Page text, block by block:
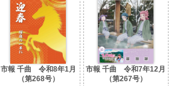
市報 千曲 令和8年1月
（第268号）
市報 千曲 令和7年12月
（第267号）